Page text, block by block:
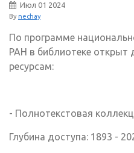
Июл 01 2024
By nechay
По программе
РАН в библиотеке
ресурсам:
- Полнотекстовая
Глубина доступа: 1893 -